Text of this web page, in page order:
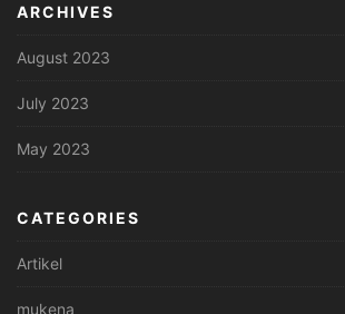
ARCHIVES
August 2023
July 2023
May 2023
CATEGORIES
Artikel
mukena